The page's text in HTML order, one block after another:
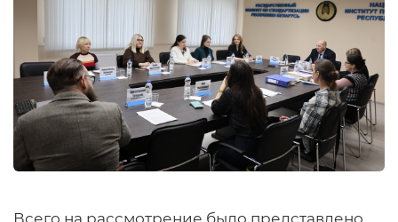
Всего на рассмотрение было представлено